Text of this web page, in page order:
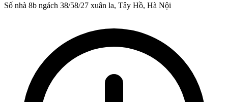
Số nhà 8b ngách 38/58/27 xuân la, Tây Hồ, Hà Nội